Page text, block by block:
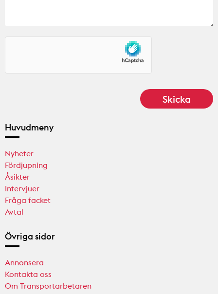
Huvudmeny
Nyheter
Fördjupning
Åsikter
Intervjuer
Fråga facket
Avtal
Övriga sidor
Annonsera
Kontakta oss
Om Transportarbetaren